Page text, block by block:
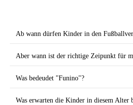
Ab wann dürfen Kinder in den
Aber wann ist der richtige Zeipunkt für
Was bedeudet "Funino"?
Was erwarten die Kinder in diesem Alter